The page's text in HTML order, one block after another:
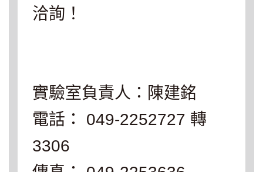
洽詢！
實驗室負責人：陳建銘
電話： 049-2252727 轉
3306